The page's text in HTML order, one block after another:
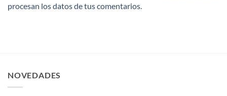
procesan los datos de tus comentarios.
NOVEDADES